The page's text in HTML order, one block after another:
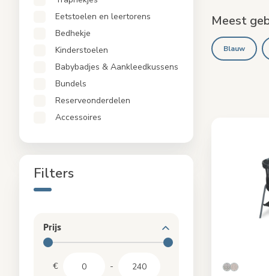
Babybadjes & Aankleedkussens
Bundels
Reserveonderdelen
Accessoires
Meest
Blauw
Eetstoelen en leertorens
Bedhekje
Kinderstoelen
Babybadjes & Aankleedkussens
Bundels
Reserveonderdelen
Accessoires
Filters
Prijs
€ -